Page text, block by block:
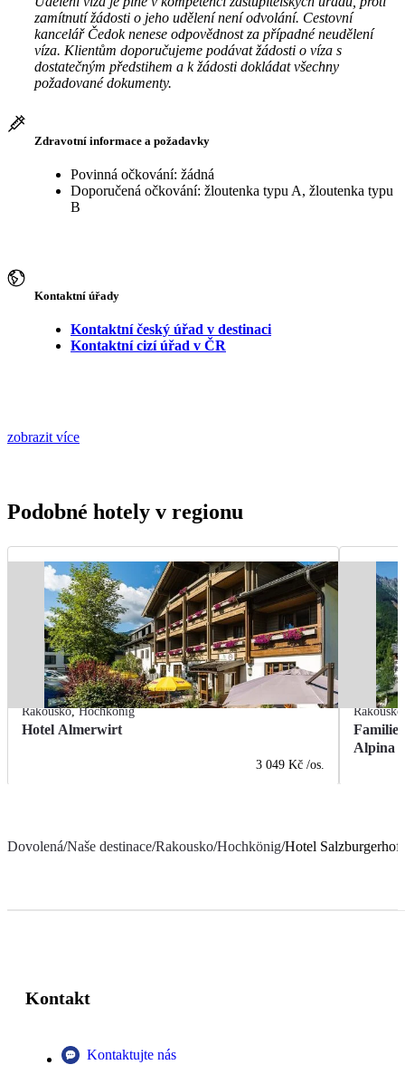
zamítnutí žádosti o jeho udělení není odvolání. Cestovní
kancelář Čedok nenese odpovědnost za případné neudělení
víza. Klientům doporučujeme podávat žádosti o víza s
dostatečným předstihem a k žádosti dokládat všechny
požadované dokumenty.
Zdravotní informace a požadavky
Povinná očkování: žádná
Doporučená očkování: žloutenka typu A, žloutenka typu
B
Kontaktní úřady
Kontaktní český úřad v destinaci
Kontaktní cizí úřad v ČR
zobrazit více
Podobné hotely v regionu
Rakousko,Hochkönig
Hotel Almerwirt
3 049 Kč /os.
Rakousko
Alpina
Dovolená/Naše destinace/Rakousko/Hochkönig/Hotel
Kontakt
Kontaktujte nás